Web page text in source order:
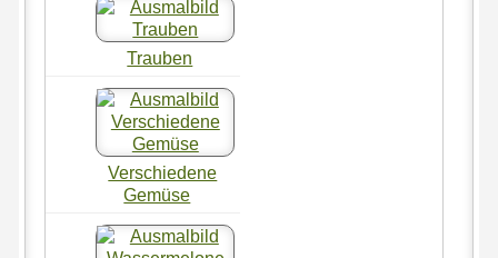
Trauben
Verschiedene
Gemüse